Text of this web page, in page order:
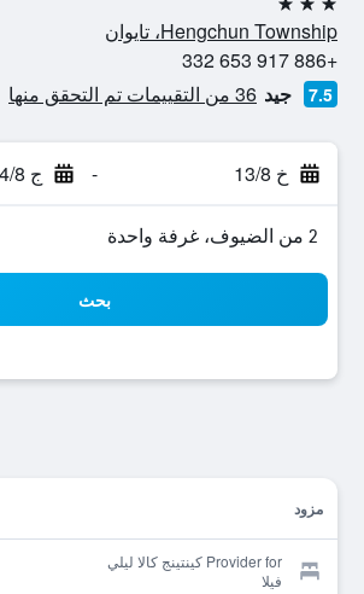
3 نجوم
Hengchun Township، تايوان
+886 917 653 332
7.5 جيد 36 من التقييمات تم التحقق منها
خ 13/8 - ج 14/8
2 من الضيوف، غرفة واحدة
بحث
مزود
Provider for كينتينج كالا ليلي
فيلا